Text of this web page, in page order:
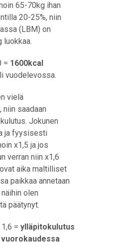
65-70kg ihan
20-25%, niin
(LBM) on
luokkaa.
= 1600kcal
vuodelevossa.
vielä
saadaan
Jokunen
ja fyysisesti
x1,5 ja jos
verran niin x1,6
aika maltilliset
paikkaa annetaan
olen
päätynyt.
= ylläpitokulutus
vuorokaudessa